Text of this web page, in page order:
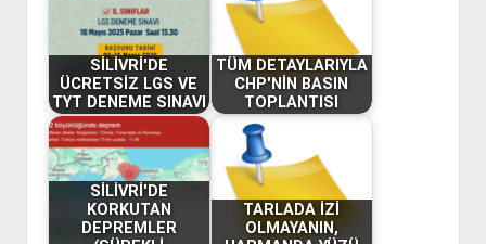
SİLİVRİ'DE
ÜCRETSİZ LGS VE
TYT DENEME SINAVI
TÜM DETAYLARIYLA
CHP'NİN BASIN
TOPLANTISI
SİLİVRİ'DE
KORKUTAN
DEPREMLER
TARLADA İZİ
OLMAYANIN,